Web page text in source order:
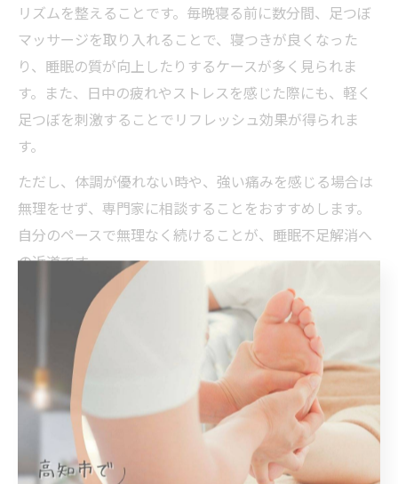
リズムを整えることです。毎晩寝る前に数分間、足つぼ
マッサージを取り入れることで、寝つきが良くなった
り、睡眠の質が向上したりするケースが多く見られま
す。また、日中の疲れやストレスを感じた際にも、軽く
足つぼを刺激することでリフレッシュ効果が得られま
す。
ただし、体調が優れない時や、強い痛みを感じる場合は
無理をせず、専門家に相談することをおすすめします。
自分のペースで無理なく続けることが、睡眠不足解消へ
の近道です。
足つぼで理想の睡眠リズムを手に入れる
足つぼを活用することで、理想的な睡眠リズムを整える
ことが可能です。特に、毎日決まった時間に足つぼケア
を行うことは、体内時計（サーカディアンリズム）の調
整に役立ちます。これにより、自然な眠気が訪れるタイ
ミングが安定し、寝つきやすく目覚めやすい状態をつく